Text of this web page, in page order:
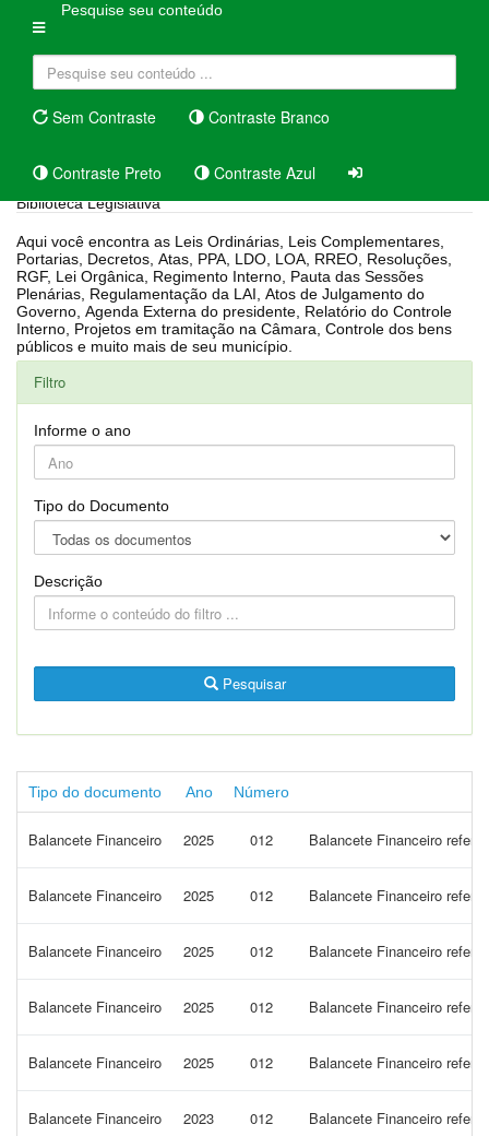
Pesquise seu conteúdo
Sem Contraste Contraste Branco
Contraste Preto Contraste Azul
Biblioteca Legislativa
Aqui você encontra as Leis Ordinárias, Leis Complementares,
Portarias, Decretos, Atas, PPA, LDO, LOA, RREO, Resoluções,
RGF, Lei Orgânica, Regimento Interno, Pauta das Sessões
Plenárias, Regulamentação da LAI, Atos de Julgamento do
Governo, Agenda Externa do presidente, Relatório do Controle
Interno, Projetos em tramitação na Câmara, Controle dos bens
públicos e muito mais de seu município.
Filtro
Informe o ano
Tipo do Documento
Descrição
Pesquisar
Tipo do documento Ano Número
Balancete Financeiro 2025 012 Balancete Financeiro
Balancete Financeiro 2025 012 Balancete Financeiro
Balancete Financeiro 2025 012 Balancete Financeiro
Balancete Financeiro 2025 012 Balancete Financeiro
Balancete Financeiro 2025 012 Balancete Financeiro
Balancete Financeiro 2023 012 Balancete Financeiro